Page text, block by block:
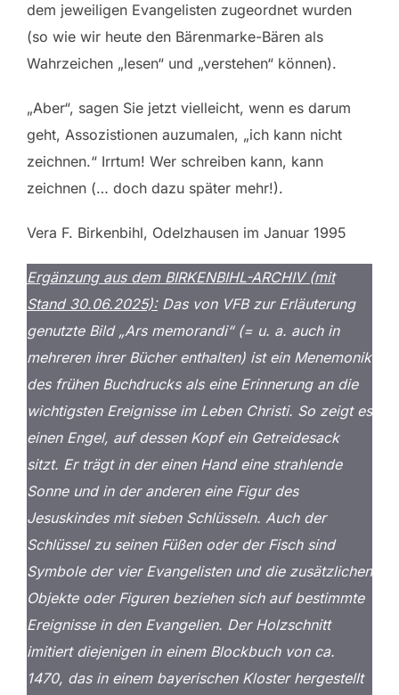
dem jeweiligen Evangelisten zugeordnet wurden
(so wie wir heute den Bärenmarke-Bären als
Wahrzeichen „lesen“ und „verstehen“ können).
„Aber“, sagen Sie jetzt vielleicht, wenn es darum
geht, Assozistionen auzumalen, „ich kann nicht
zeichnen.“ Irrtum! Wer schreiben kann, kann
zeichnen (… doch dazu später mehr!).
Vera F. Birkenbihl, Odelzhausen im Januar 1995
Ergänzung aus dem BIRKENBIHL-ARCHIV (mit
Stand 30.06.2025):Das von VFB zur Erläuterung
genutzte Bild „Ars memorandi“ (= u. a. auch in
mehreren ihrer Bücher enthalten) ist ein Menemonik
des frühen Buchdrucks als eine Erinnerung an die
wichtigsten Ereignisse im Leben Christi. So zeigt es
einen Engel, auf dessen Kopf ein Getreidesack
sitzt. Er trägt in der einen Hand eine strahlende
Sonne und in der anderen eine Figur des
Jesuskindes mit sieben Schlüsseln. Auch der
Schlüssel zu seinen Füßen oder der Fisch sind
Symbole der vier Evangelisten und die zusätzlichen
Objekte oder Figuren beziehen sich auf bestimmte
Ereignisse in den Evangelien. Der Holzschnitt
imitiert diejenigen in einem Blockbuch von ca.
1470, das in einem bayerischen Kloster hergestellt